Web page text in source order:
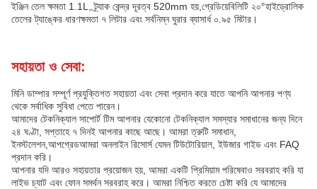
ইঞ্জিন তেল ক্ষমতা 1.1L, ট্র্যাক কেন্দ্র দূরত্ব 520mm হয়,গ্রেডিয়েবিলিটি ২০°হাইড্রোলিক
তেলের ট্যাঙ্কের ধারণক্ষমতা ৭ লিটার এবং সর্বনিম্ন ঘুরার ব্যাসার্ধ ০.৯৫ মিটার।
সহায়তা ও সেবা:
মিনি ডাম্পার সম্পূর্ণ প্রযুক্তিগত সহায়তা এবং সেবা প্রদান করে যাতে আপনি আপনার পণ্য
থেকে সর্বাধিক সুবিধা পেতে পারেন।
আমাদের টেকনিক্যাল সাপোর্ট টিম আপনার যেকোনো টেকনিক্যাল সমস্যার সমাধানের জন্য দিনে
২৪ ঘণ্টা, সপ্তাহে ৭ দিনই আপনার কাছে আছে। আমরা ত্রুটি সমাধান,
ইনস্টলেশন,আপগ্রেডআমরা অনলাইন রিসোর্স যেমন টিউটোরিয়াল, ইউজার গাইড এবং FAQ
প্রদান করি।
আপনার যদি আরও সহায়তার প্রয়োজন হয়, আমরা একটি প্রিমিয়াম পরিষেবাও সরবরাহ করি যা
লাইভ চ্যাট এবং ফোন সমর্থন সরবরাহ করে। আমরা নিশ্চিত করতে চেষ্টা করি যে আমাদের